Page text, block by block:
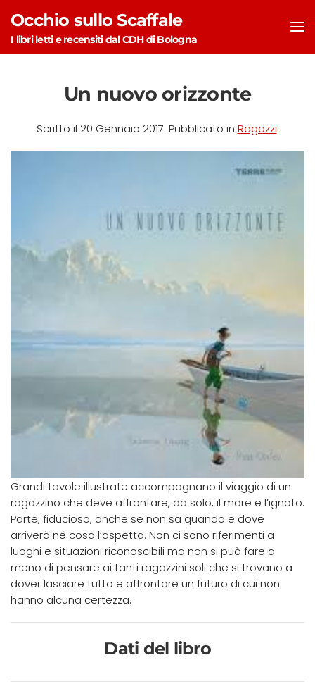
Skip to main content
Occhio sullo Scaffale
I libri letti e recensiti dal CDH di Bologna
Un nuovo orizzonte
Scritto il 20 Gennaio 2017. Pubblicato in Ragazzi.
Grandi tavole illustrate accompagnano il viaggio di un
ragazzino che deve affrontare, da solo, il mare e l’ignoto.
Parte, fiducioso, anche se non sa quando e dove
arriverà né cosa l’aspetta. Non ci sono riferimenti a
luoghi e situazioni riconoscibili ma non si può fare a
meno di pensare ai tanti ragazzini soli che si trovano a
dover lasciare tutto e affrontare un futuro di cui non
hanno alcuna certezza.
Dati del libro